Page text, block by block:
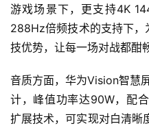
游戏场景下，更支持4K
288Hz倍频技术的支持下，
技优势，让每一场对战都酣
音质方面，华为Vision智慧
计，峰值功率达90W，配
扩展技术，可实现对白清晰